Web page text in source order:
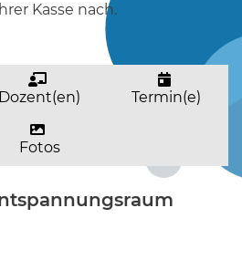
Kasse nach.
Dozent(en) Termin(e)
Fotos